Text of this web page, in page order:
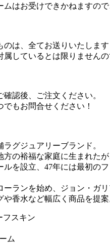
はお受けできかねますので
は、全てお送りいたしま
しているとは限りませんの
確認後、ご注文ください。
もお問合せください！
グジュアリーブランド。
の裕福な家庭に生まれた
ルを設立、47年には最初の
ランを始め、ジョン・ガ
香水など幅広く商品を提案
フスキン
ム